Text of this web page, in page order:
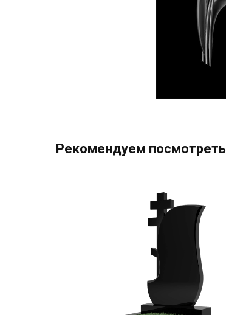
Рекомендуем посмотреть